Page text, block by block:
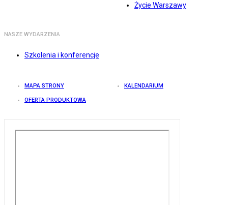
Życie Warszawy
NASZE WYDARZENIA
Szkolenia i konferencje
MAPA STRONY KALENDARIUM
OFERTA PRODUKTOWA